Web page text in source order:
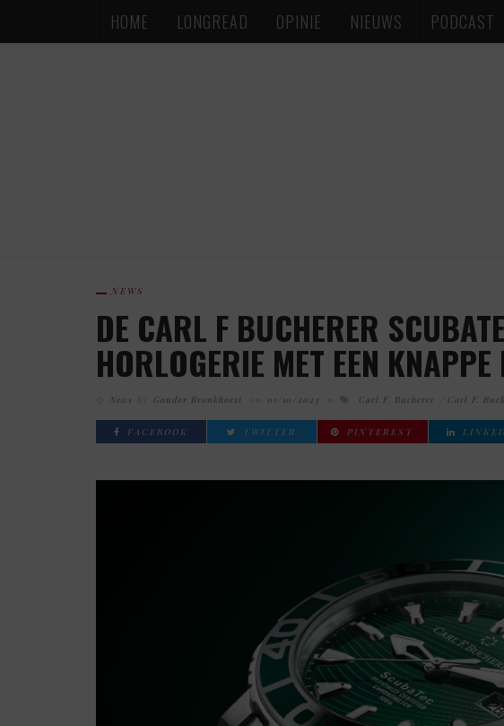
HOME LONGREAD OPINIE NIEUWS PODCAST
NEWS
DE CARL F BUCHERER
HORLOGERIE MET EEN
News Gandor Bronkhorst 01/10/2023 Carl F. Bucherer Carl F.
FACEBOOK TWITTER PINTEREST